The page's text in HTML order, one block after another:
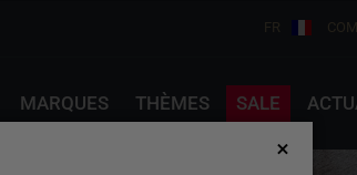
FR
MARQUES THÈMES SALE